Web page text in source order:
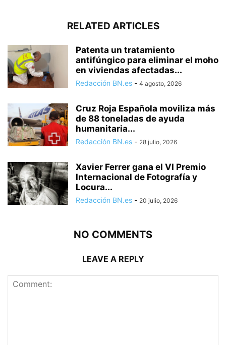
RELATED ARTICLES
Patenta un tratamiento
antifúngico para eliminar el moho
en viviendas afectadas...
Redacción BN.es - 4 agosto, 2026
Cruz Roja Española moviliza más
de 88 toneladas de ayuda
humanitaria...
Redacción BN.es - 28 julio, 2026
Xavier Ferrer gana el VI Premio
Internacional de Fotografía y
Locura...
Redacción BN.es - 20 julio, 2026
NO COMMENTS
LEAVE A REPLY